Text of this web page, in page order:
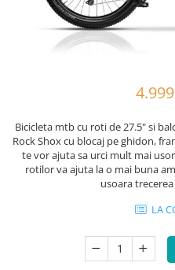
Reflectorizante
Roti ajutatoare
Suporturi auto
Lanturi
Manete schimbator
Pinioane
Pipe
Roti
Schimbatoare fata
Bicicleta mtb cu roti de 27.5" si
Rock Shox cu blocaj pe ghidon,
te vor ajuta sa urci mult mai
rotilor va ajuta la o mai buna
usoara
LA